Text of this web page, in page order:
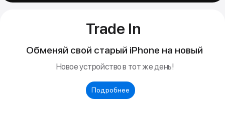
ТБ кастомный NVMe SSD
2,4 ГБ/с (сырая), до 4,8 ГБ/с (сжатые данные с
Расширение хранилища
Поддержка карт расширения Storage Expansion
Card для Xbox Series X|S с производительностью
на уровне встроенного накопителя (продаются